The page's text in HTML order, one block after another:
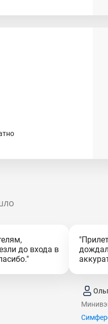
до входа в